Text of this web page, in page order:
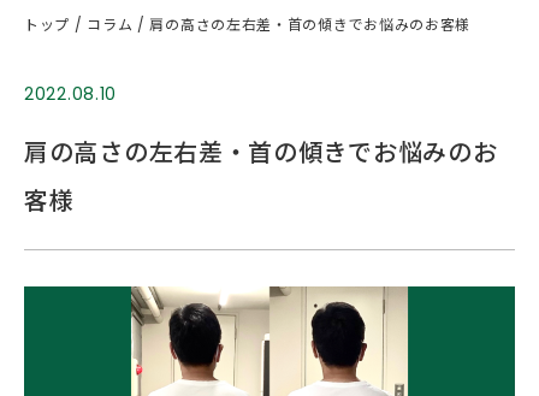
トップ コラム 肩の高さの左右差・首の傾きでお悩みのお客様
2022.08.10
肩の高さの左右差・首の傾きでお悩みのお
客様